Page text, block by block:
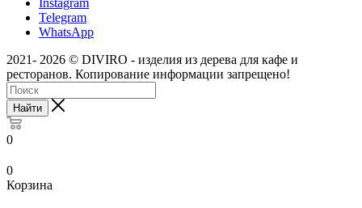
Telegram
WhatsApp
2021- 2026 © DIVIRO - изделия из дерева для кафе и
ресторанов. Копирование информации запрещено!
Найти
0
0
Корзина